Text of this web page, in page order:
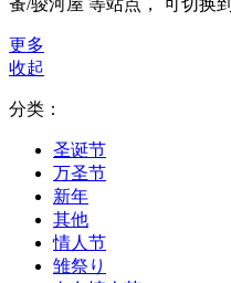
蚤/骏河屋 等站点， 可切换到
更多
收起
分类：
圣诞节
万圣节
新年
其他
情人节
雏祭り